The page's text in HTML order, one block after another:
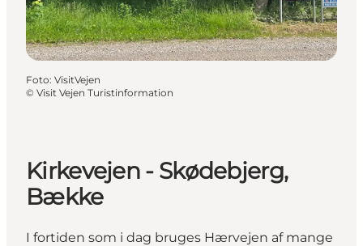
Foto: VisitVejen
© Visit Vejen Turistinformation
Kirkevejen - Skødebjerg,
Bække
I fortiden som i dag bruges Hærvejen af mange